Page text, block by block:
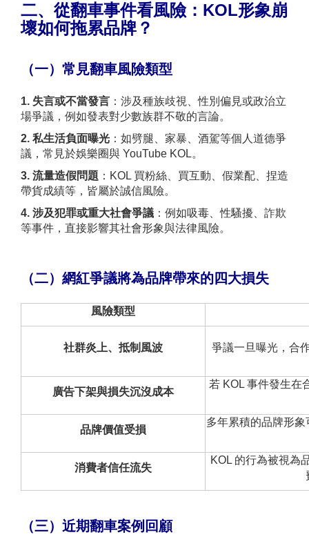
二、從翻車事件看風險：KOL形象崩
壞如何拖累品牌？
（一）常見翻車風險類型
1. 失言或不當發言 ：涉及種族歧視、性別偏見或政治立
場爭議，例如發表對少數族群不敬的言論。
2. 私生活負面曝光 ：如劈腿、家暴、酒駕等個人道德爭
議，常見於娛樂圈與 YouTube KOL。
3. 流量造假問題 ：KOL 買粉絲、買互動、假業配、捏造
帶貨成績等，皆屬於誠信風險。
4. 涉及犯罪或重大社會爭議 ：例如吸毒、性騷擾、詐欺
等事件，直接影響其社會形象與法律風險。
（二） 網紅爭議將為品牌帶來的四大損失
風險類型
社群炎上、抵制風波 爭議一旦曝光，合
廣告下架與損失沉沒成本
若 KOL 事件發生在
品牌價值受損
多年累積的品牌形
消費者信任流失
KOL 的行為被視為
（三）近期翻車案例回顧